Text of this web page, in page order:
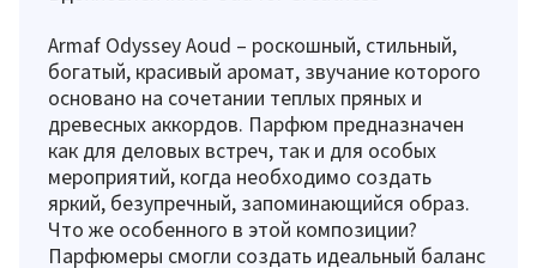
Armaf Odyssey Aoud – роскошный, стильный,
богатый, красивый аромат, звучание которого
основано на сочетании теплых пряных и
древесных аккордов. Парфюм предназначен
как для деловых встреч, так и для особых
мероприятий, когда необходимо создать
яркий, безупречный, запоминающийся образ.
Что же особенного в этой композиции?
Парфюмеры смогли создать идеальный баланс